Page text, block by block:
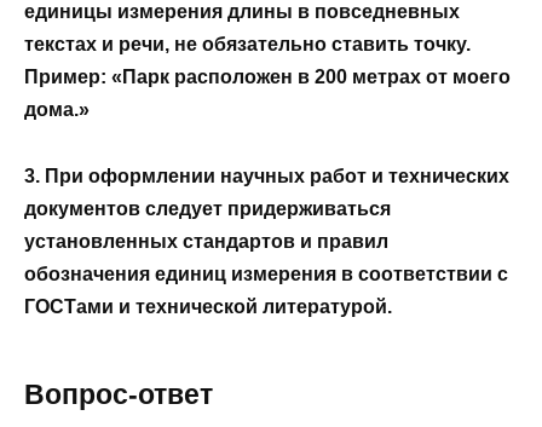
единицы измерения длины в повседневных
текстах и речи, не обязательно ставить точку.
Пример: «Парк расположен в 200 метрах от моего
дома.»
3. При оформлении научных работ и технических
документов следует придерживаться
установленных стандартов и правил
обозначения единиц измерения в соответствии с
ГОСТами и технической литературой.
Вопрос-ответ